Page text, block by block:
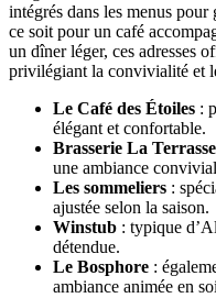
intégrés dans les menus
ce soit pour un café
un dîner léger, ces adresses
privilégiant la convivialité et
Le Café des Étoiles :
élégant et confortable.
Brasserie La Terrasse
une ambiance
Les sommeliers :
ajustée selon la saison.
Winstub : typique
détendue.
Le Bosphore :
ambiance animée en